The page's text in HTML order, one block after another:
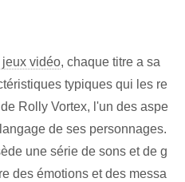
jeux vidéo, chaque titre a sa
typiques qui les re
Rolly Vortex,​ l'un des aspe
de ‌ses personnages.
une série de sons⁢ et de g
des émotions et des messa